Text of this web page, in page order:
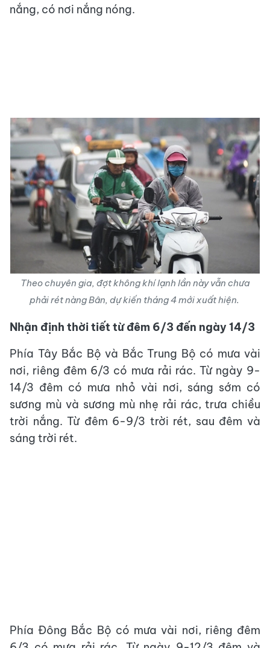
nắng, có nơi nắng nóng.
Theo chuyên gia, đợt không khí lạnh lần này vẫn chưa
phải rét nàng Bân, dự kiến tháng 4 mới xuất hiện.
Nhận định thời tiết từ đêm 6/3 đến ngày 14/3
Phía Tây Bắc Bộ và Bắc Trung Bộ có mưa vài
nơi, riêng đêm 6/3 có mưa rải rác. Từ ngày 9-
14/3 đêm có mưa nhỏ vài nơi, sáng sớm có
sương mù và sương mù nhẹ rải rác, trưa chiều
trời nắng. Từ đêm 6-9/3 trời rét, sau đêm và
sáng trời rét.
Phía Đông Bắc Bộ có mưa vài nơi, riêng đêm